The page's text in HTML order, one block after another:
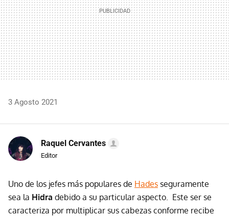
3 Agosto 2021
Raquel Cervantes
Editor
Uno de los jefes más populares de Hades seguramente
sea la Hidra debido a su particular aspecto. Este ser se
caracteriza por multiplicar sus cabezas conforme recibe